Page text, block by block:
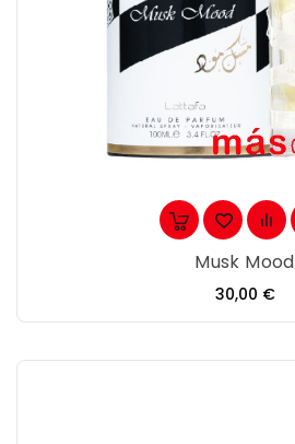
Musk Mood
Precio
30,00 €